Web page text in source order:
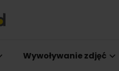
Wywoływanie zdjęć